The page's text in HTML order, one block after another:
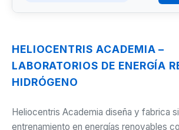
HELIOCENTRIS ACADEMIA –
LABORATORIOS DE ENERGÍA
HIDRÓGENO
Heliocentris Academia diseña y fabrica
entrenamiento en energías renovables